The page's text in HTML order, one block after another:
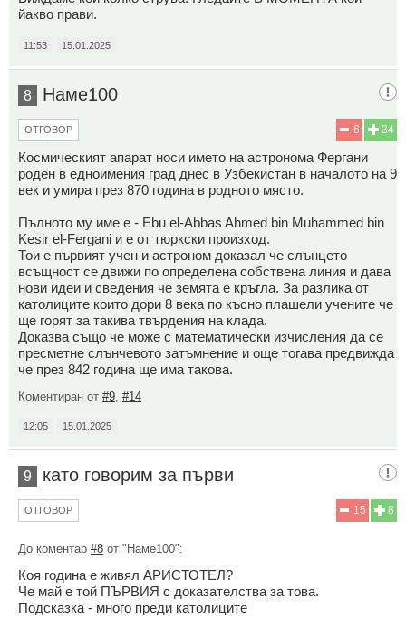
йакво прави.
11:53 15.01.2025
8 Наме100
34
6
ОТГОВОР
Космическият апарат носи името на астронома Фергани
роден в едноимения град днес в Узбекистан в началото на 9
век и умира през 870 година в родното място.
Пълното му име е - Ebu el-Abbas Ahmed bin Muhammed bin
Kesir el-Fergani и е от тюркски произход.
Тои е първият учен и астроном доказал че слънцето
всъщност се движи по определена собствена линия и дава
нови идеи и сведения че земята е кръгла. За разлика от
католиците които дори 8 века по късно плашели учените че
ще горят за такива твърдения на клада.
Доказва също че може с математически изчисления да се
пресметне слънчевото затъмнение и още тогава предвижда
че през 842 година ще има такова.
Коментиран от #9 #14
12:05 15.01.2025
9 като говорим за първи
8
15
ОТГОВОР
До коментар #8 от "Наме100":
Коя година е живял АРИСТОТЕЛ?
Че май е той ПЪРВИЯ с доказателства за това.
Подсказка - много преди католиците